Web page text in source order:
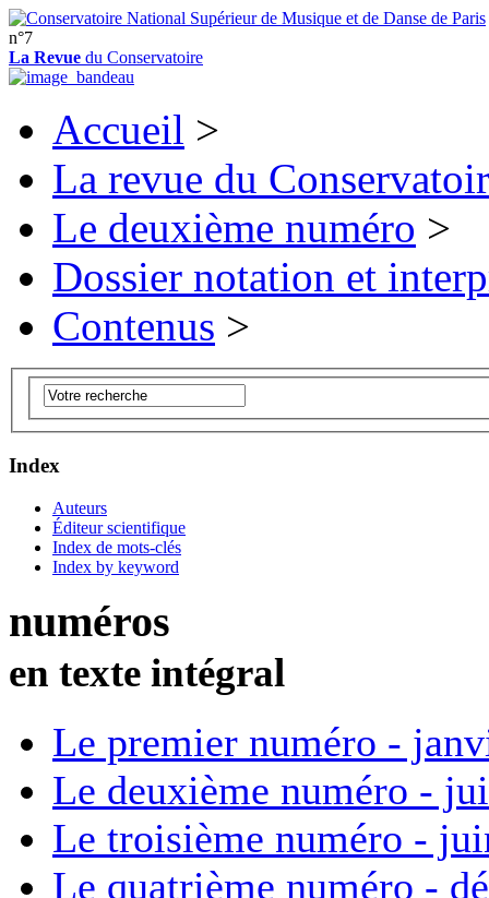
n°7
La Revue du Conservatoire
Accueil >
La revue du
Le deuxième numéro >
Dossier notation et
Contenus >
Index
Auteurs
Éditeur scientifique
Index de mots-clés
Index by keyword
numéros
en texte intégral
Le premier numéro -
Le deuxième numéro -
Le troisième numéro -
Le quatrième numéro -